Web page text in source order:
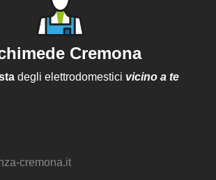
Cremona
degli elettrodomestici vicino a te
cremona.it